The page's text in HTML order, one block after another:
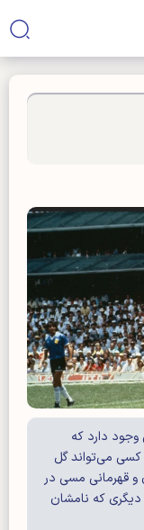
دارد که
کسی می‌تواند گل
و قهرمانی مسی در
دیگری که نامشان